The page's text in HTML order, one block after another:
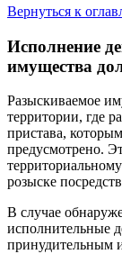
Вернуться к
Исполнение
имущества
Разыскиваемое
территории, где
пристава,
предусмотрено.
розыске
В случае
исполнительные
принудительным